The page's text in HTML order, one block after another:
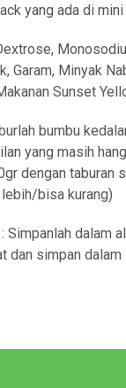
yang ada di mini
Garam, Minyak
Sunset
bumbu
yang masih
dengan taburan
bisa kurang)
Simpanlah dalam
dan simpan dalam